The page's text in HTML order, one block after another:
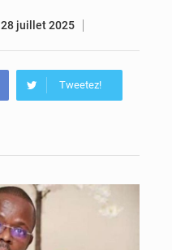
28 juillet 2025
Tweetez!